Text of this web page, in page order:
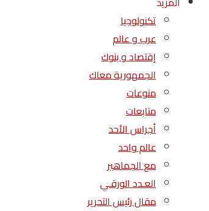
تكنولوجيا
عرب و عالم
إقتصاد و بنوك
الجمهورية معاك
منوعات
متابعات
أجراس الأحد
عالم واحد
مع الجماهير
العـدد الورقـي
مقال رئيس التحرير